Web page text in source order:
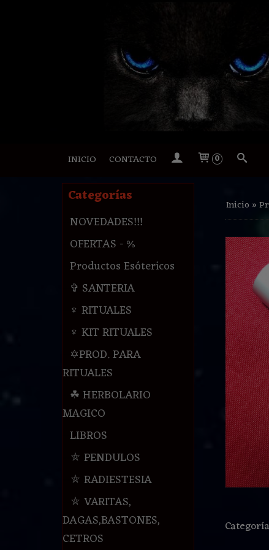
INICIO CONTACTO 0
Categorías
NOVEDADES!!!
OFERTAS - %
Productos Esótericos
✞ SANTERIA
♆ RITUALES
♆ KIT RITUALES
✡PROD. PARA
RITUALES
☘ HERBOLARIO
MAGICO
LIBROS
⛤ PENDULOS
⛤ RADIESTESIA
⛤ VARITAS,
DAGAS,BASTONES,
CETROS
Inicio »